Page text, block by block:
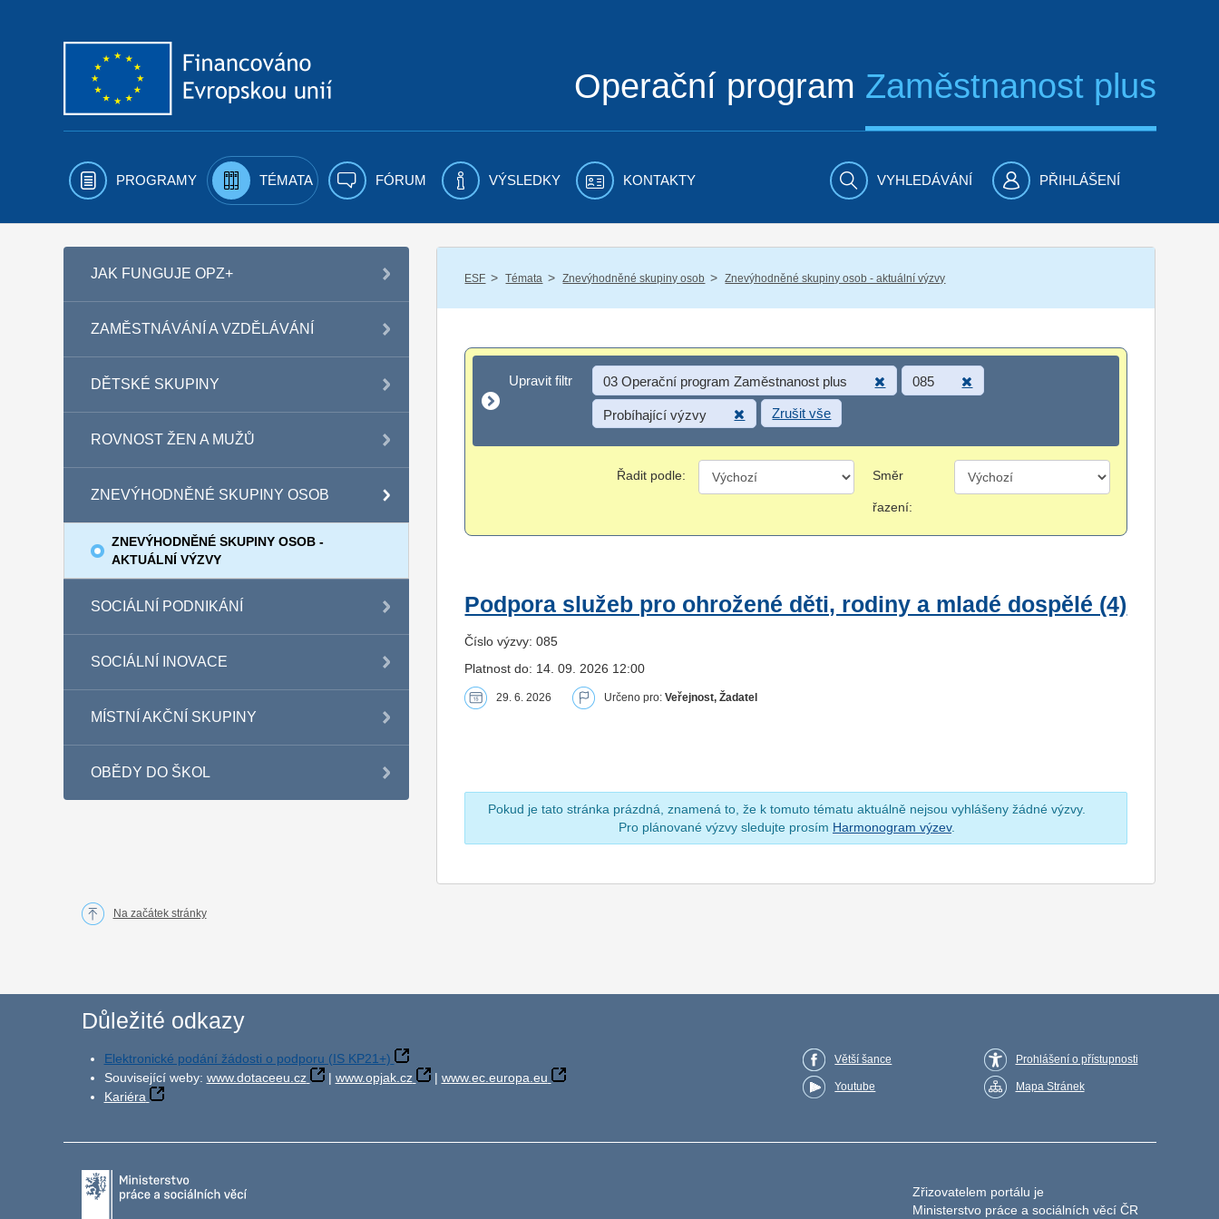
Operační program Zaměstnanost plus
PROGRAMY TÉMATA FÓRUM VÝSLEDKY KONTAKTY VYHLEDÁVÁNÍ PŘIHLÁŠENÍ
JAK FUNGUJE OPZ+
ZAMĚSTNÁVÁNÍ A VZDĚLÁVÁNÍ
DĚTSKÉ SKUPINY
ROVNOST ŽEN A MUŽŮ
ZNEVÝHODNĚNÉ SKUPINY OSOB
ZNEVÝHODNĚNÉ SKUPINY OSOB -
AKTUÁLNÍ VÝZVY
SOCIÁLNÍ PODNIKÁNÍ
SOCIÁLNÍ INOVACE
MÍSTNÍ AKČNÍ SKUPINY
OBĚDY DO ŠKOL
ESF / Témata / Znevýhodněné skupiny osob / Znevýhodněné skupiny osob - aktuální výzvy
Upravit filtr
Upravit filtr 03 Operační program Zaměstnanost plus 085
Probíhající výzvy Zrušit vše
Řadit podle: Směr
řazení:
Podpora služeb pro ohrožené děti, rodiny a mladé dospělé (4)
Číslo výzvy: 085
Platnost do: 14. 09. 2026 12:00
29. 6. 2026 Určeno pro:Veřejnost, Žadatel
Pokud je tato stránka prázdná, znamená to, že k tomuto tématu aktuálně nejsou vyhlášeny žádné výzvy.
Pro plánované výzvy sledujte prosím Harmonogram výzev.
Na začátek stránky
Důležité odkazy
Elektronické podání žádosti o podporu (IS KP21+)
Související weby: www.dotaceeu.cz | www.opjak.cz | www.ec.europa.eu
Kariéra
Větší šance
Youtube
Prohlášení o přístupnosti
Mapa Stránek
Zřizovatelem portálu je
Ministerstvo práce a sociálních věcí ČR